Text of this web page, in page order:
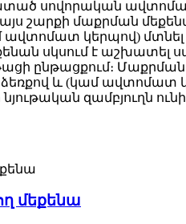
սովորական
շարքի մաքրման
ավտոմատ կերպով)
սկսում է
ընթացքում։ Մաքրման
ձեռքով և (կամ
նյութական
մեքենա